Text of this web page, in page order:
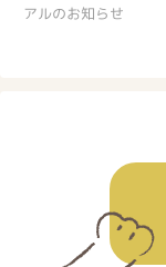
アルのお知らせ